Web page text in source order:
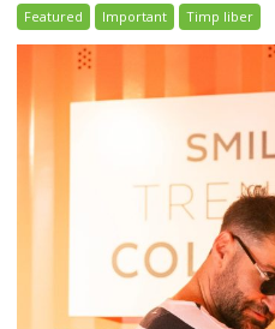
Featured Important Timp liber